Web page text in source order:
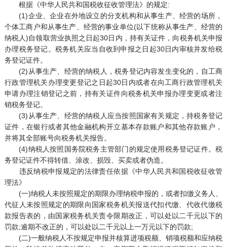
根据《中华人民共和国税收征收管理法》的规定:
(1)企业、企业在外地设立的分支机构和从事生产、经营的场所，
个体工商户和从事生产、经营的事业单位(以下统称从事生产、经营的
纳税人)自领取营业执照之日起30日内，持有关证件，向税务机关申报
办理税务登记。税务机关应当自收到申报之日起30日内审核并发给税
务登记证件。
(2)从事生产、经营的纳税人，税务登记内容发生变化的，自工商
行政管理机关办理变更登记之日起30日内或者在向工商行政管理机关
申请办理注销登记之前，持有关证件向税务机关申报办理变更或者注
销税务登记。
(3)从事生产、经营的纳税人应当按照国家有关规定，持税务登记
证件，在银行或者其他金融机构开立基本存款账户和其他存款账户，
并将其全部账号向税务机关报告。
(4)纳税人按照国务院税务主管部门的规定使用税务登记证件。税
务登记证件不得转借、涂改、损毁、买卖或者伪造。
违反纳税申报规定的法律责任依据《中华人民共和国税收征收管
理法》
(一)纳税人未按照规定的期限办理纳税申报的，或者扣缴义务人、
代征人未按照规定的期限向国家税务机关报送代扣代缴、代收代缴税
款报告表的，由国家税务机关责令限期改正，可以处以二千元以下的
罚款;逾期不改正的，可以处以二千元以上一万元以下的罚款;
(二)一般纳税人不按规定申报并核算进项税额、销项税额和应纳税